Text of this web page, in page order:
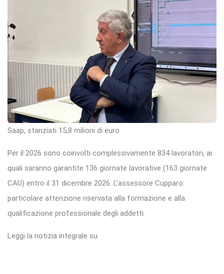
Saap, stanziati 15,8 milioni di euro
Per il 2026 sono coinvolti complessivamente 834 lavoratori, ai
quali saranno garantite 136 giornate lavorative (163 giornate
CAU) entro il 31 dicembre 2026. L’assessore Cupparo:
particolare attenzione riservata alla formazione e alla
qualificazione professionale degli addetti.
Leggi la notizia integrale su